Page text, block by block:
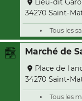
Lieu-dit
34270 Saint-
Tous les
Marché de
Place de
34270 Saint-
Tous les